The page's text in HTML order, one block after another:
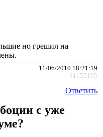
но грешил на
11/06/2010 18:21:19
#1155195
Ответить
с уже